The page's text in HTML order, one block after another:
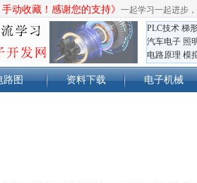
动收藏！感谢您的支持》 一起学习一起进步
PLC技术 梯
汽车电子 照
电路原理 模
路图 资料下载 电子机械